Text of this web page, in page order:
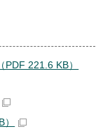
221.6 KB）